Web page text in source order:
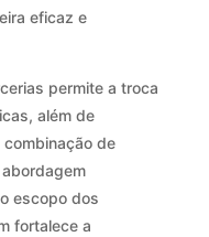
eficaz e
permite a troca
além de
de
escopo dos
fortalece a